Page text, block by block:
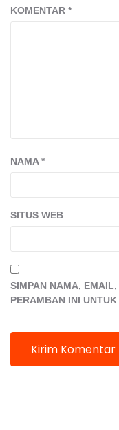
KOMENTAR *
NAMA*
SITUS WEB
SIMPAN NAMA,
PERAMBAN INI